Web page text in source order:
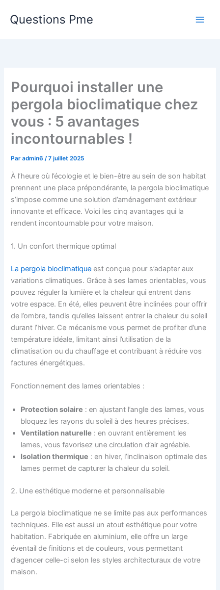
Questions Pme
Pourquoi installer une
pergola bioclimatique chez
vous : 5 avantages
incontournables !
Paradmin6/7 juillet 2025
À l’heure où l’écologie et le bien-être au sein de son habitat
prennent une place prépondérante, la pergola bioclimatique
s’impose comme une solution d’aménagement extérieur
innovante et efficace. Voici les cinq avantages qui la
rendent incontournable pour votre maison.
1. Un confort thermique optimal
La pergola bioclimatique est conçue pour s’adapter aux
variations climatiques. Grâce à ses lames orientables, vous
pouvez réguler la lumière et la chaleur qui entrent dans
votre espace. En été, elles peuvent être inclinées pour offrir
de l’ombre, tandis qu’elles laissent entrer la chaleur du soleil
durant l’hiver. Ce mécanisme vous permet de profiter d’une
température idéale, limitant ainsi l’utilisation de la
climatisation ou du chauffage et contribuant à réduire vos
factures énergétiques.
Fonctionnement des lames orientables :
Protection solaire : en ajustant l’angle des lames, vous
bloquez les rayons du soleil à des heures précises.
Ventilation naturelle : en ouvrant entièrement les
lames, vous favorisez une circulation d’air agréable.
Isolation thermique : en hiver, l’inclinaison optimale des
lames permet de capturer la chaleur du soleil.
2. Une esthétique moderne et personnalisable
La pergola bioclimatique ne se limite pas aux performances
techniques. Elle est aussi un atout esthétique pour votre
habitation. Fabriquée en aluminium, elle offre un large
éventail de finitions et de couleurs, vous permettant
d’agencer celle-ci selon les styles architecturaux de votre
maison.